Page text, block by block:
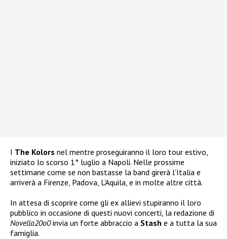
I The Kolors nel mentre proseguiranno il loro tour estivo,
iniziato lo scorso 1° luglio a Napoli. Nelle prossime
settimane come se non bastasse la band girerà l’Italia e
arriverà a Firenze, Padova, L’Aquila, e in molte altre città.
In attesa di scoprire come gli ex allievi stupiranno il loro
pubblico in occasione di questi nuovi concerti, la redazione di
Novella20o0invia un forte abbraccio a Stash e a tutta la sua
famiglia.